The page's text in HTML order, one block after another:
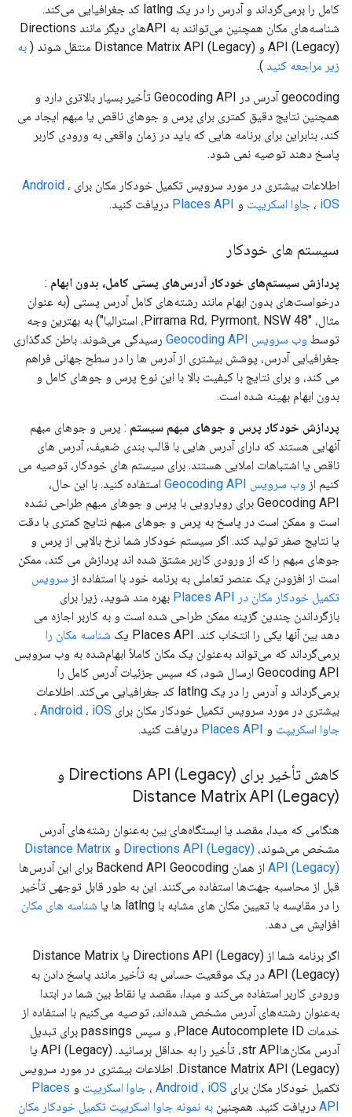
کامل را برمی‌گرداند و آدرس را در یک latlng کد جغرافیایی می‌کند.
شناسه‌های مکان همچنین می‌توانند به APIهای دیگر مانند Directions
API (Legacy) و Distance Matrix API (Legacy) منتقل شوند (
به
زیر مراجعه کنید ).
geocoding آدرس در Geocoding API تأخیر بسیار بالاتری دارد و
همچنین نتایج دقیق کمتری برای پرس و جوهای ناقص یا مبهم ایجاد می
کند، بنابراین برای برنامه هایی که باید در زمان واقعی به ورودی کاربر
پاسخ دهند توصیه نمی شود.
اطلاعات بیشتری در مورد سرویس تکمیل خودکار مکان برای Android ،
iOS ، جاوا اسکریپت و Places API دریافت کنید.
سیستم های خودکار
پردازش سیستم‌های خودکار آدرس‌های پستی کامل، بدون ابهام :
درخواست‌های بدون ابهام مانند رشته‌های کامل آدرس پستی (به عنوان
مثال، "48 Pirrama Rd، Pyrmont، NSW، استرالیا") به بهترین وجه
توسط وب سرویس Geocoding API
رسیدگی می‌شوند. باطن کدگذاری
جغرافیایی آدرس، پوشش بیشتری از آدرس ها را در سطح جهانی فراهم
می کند، و برای نتایج با کیفیت بالا با این نوع پرس و جوهای کامل و
بدون ابهام بهینه شده است.
پردازش خودکار پرس و جوهای مبهم سیستم : پرس و جوهای مبهم
آنهایی هستند که دارای آدرس هایی با قالب بندی ضعیف، آدرس های
ناقص یا اشتباهات املایی هستند. برای سیستم های خودکار، توصیه می
کنیم از وب سرویس Geocoding API
استفاده کنید. با این حال،
Geocoding API برای رویارویی با پرس و جوهای مبهم طراحی نشده
است و ممکن است در پاسخ به پرس و جوهای مبهم نتایج کمتری با دقت
یا نتایج صفر تولید کند. اگر سیستم خودکار شما نرخ بالایی از پرس و
جوهای مبهم را که از ورودی کاربر مشتق شده اند پردازش می کند، ممکن
است از افزودن یک عنصر تعاملی به برنامه خود با استفاده از سرویس
تکمیل خودکار مکان در Places API
بهره مند شوید، زیرا برای
بازگرداندن چندین گزینه ممکن طراحی شده است و به کاربر اجازه می
دهد بین آنها یکی را انتخاب کند. Places API یک
شناسه مکان را
برمی‌گرداند که می‌تواند به‌عنوان یک مکان کاملاً ابهام‌شده به وب سرویس
Geocoding API ارسال شود، که سپس جزئیات آدرس کامل را
برمی‌گرداند و آدرس را در یک latlng کد جغرافیایی می‌کند. اطلاعات
بیشتری در مورد سرویس تکمیل خودکار مکان برای
Android ، iOS
،
جاوا اسکریپت و Places API دریافت کنید.
کاهش تأخیر برای Directions API (Legacy) و
Distance Matrix API (Legacy)
هنگامی که مبدا، مقصد یا ایستگاه‌های بین به‌عنوان رشته‌های آدرس
مشخص می‌شوند، Directions API (Legacy) و Distance Matrix
API (Legacy)
از همان Backend API Geocoding برای این آدرس‌ها
قبل از محاسبه جهت‌ها استفاده می‌کنند. این به طور قابل توجهی تأخیر
را در مقایسه با تعیین مکان های مشابه با latlng ها یا
شناسه های مکان
افزایش می دهد.
اگر برنامه شما از Directions API (Legacy) یا Distance Matrix
API (Legacy) در یک موقعیت حساس به تأخیر مانند پاسخ دادن به
ورودی کاربر استفاده می‌کند و مبدا، مقصد یا نقاط بین شما در ابتدا
به‌عنوان رشته‌های آدرس مشخص شده‌اند، توصیه می‌کنیم با استفاده از
خدمات Place Autocomplete ID، و سپس passings برای تبدیل
آدرس مکان‌هاstr API، تأخیر را به حداقل برسانید. API (Legacy) یا
Distance Matrix API (Legacy). اطلاعات بیشتری در مورد سرویس
تکمیل خودکار مکان برای
Android ، iOS ، جاوا اسکریپت و Places
API دریافت کنید. همچنین به نمونه جاوا اسکریپت تکمیل خودکار مکان